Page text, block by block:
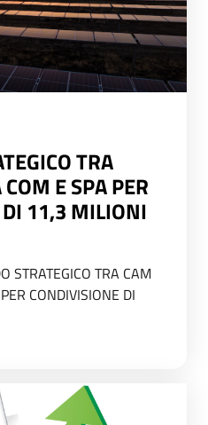
TRA
E SPA PER
11,3 MILIONI
STRATEGICO TRA CAM
CONDIVISIONE DI